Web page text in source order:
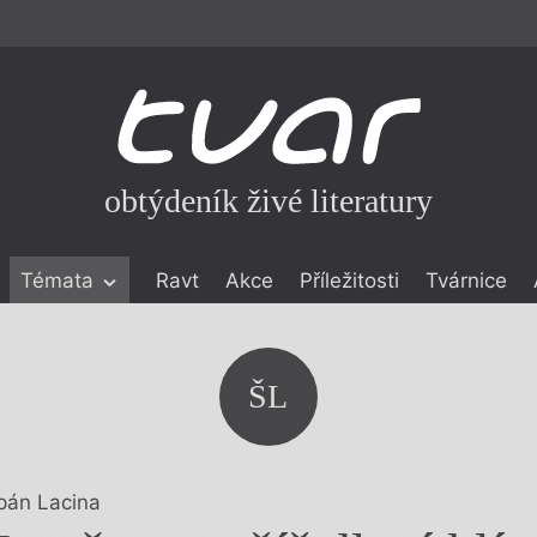
obtýdeník živé literatury
Témata Ravt Akce Příležitosti Tvárnice
ŠL
Lacina